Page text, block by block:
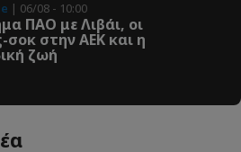
| 06/08 - 10:00
ΠΑΟ με Λιβάι, οι
σοκ στην ΑΕΚ και η
ζωή